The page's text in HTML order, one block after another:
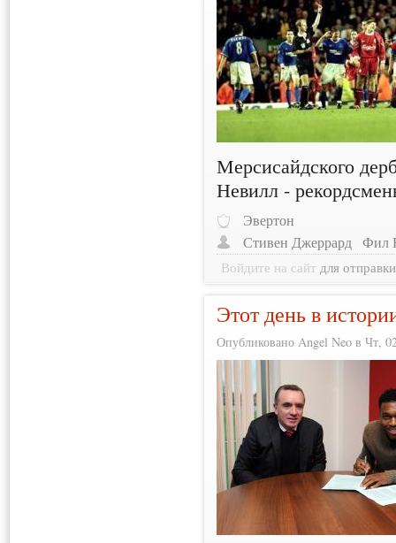
Мерсисайдского
Невилл -
Эвертон
Стивен Джеррард Фил
Войдите на сайт для
Этот день в
Опубликовано Angel Neo в Чт,